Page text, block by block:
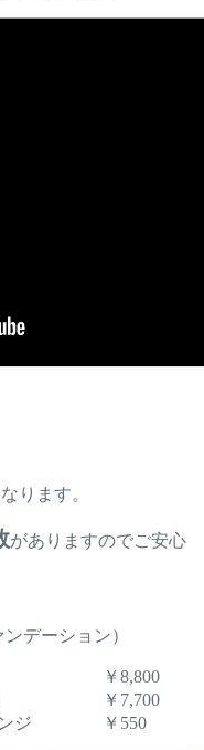
ります。
がありますのでご安心
デーション）
本体 ￥8,800
ィル ￥7,700
ポンジ ￥550